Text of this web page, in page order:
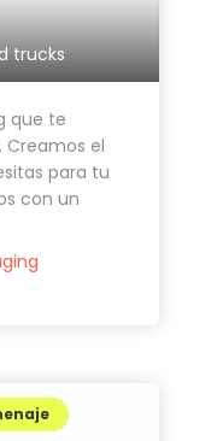
trucks
que te
Creamos el
para tu
con un